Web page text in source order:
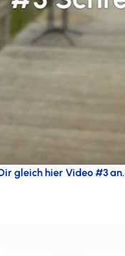
gleich hier Video #3 an.